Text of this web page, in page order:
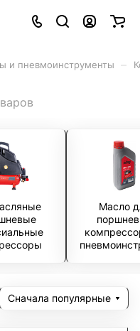
и пневмоинструменты
Масло
Сначала популярные